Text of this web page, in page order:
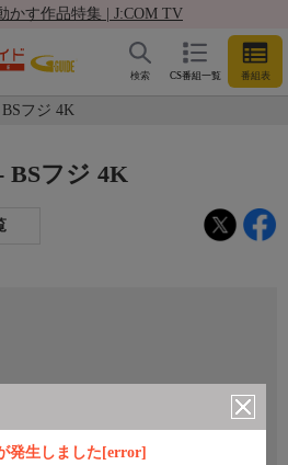
かす作品特集 | J:COM TV
CS番組一覧 番組表
検索
フジ 4K
発生しました[error]
BSフジ 4K